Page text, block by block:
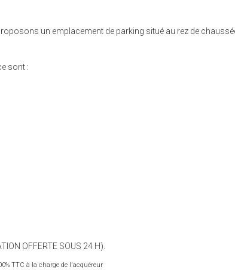
un emplacement de parking situé au rez de
sont :
OFFERTE SOUS 24 H).
TTC à la charge de l'acquéreur